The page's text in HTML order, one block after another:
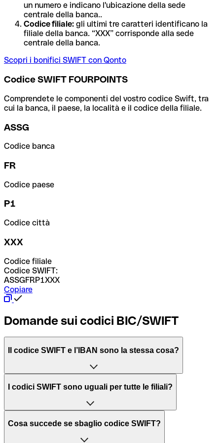
un numero e indicano l'ubicazione della sede
centrale della banca..
Codice filiale: gli ultimi tre caratteri identificano la
filiale della banca. “XXX” corrisponde alla sede
centrale della banca.
Scopri i bonifici SWIFT con Qonto
Codice SWIFT FOURPOINTS
Comprendete le componenti del vostro codice Swift, tra
cui la banca, il paese, la località e il codice della filiale.
ASSG
Codice banca
FR
Codice paese
P1
Codice città
XXX
Codice filiale
Codice SWIFT:
ASSGFRP1XXX
Copiare
Domande sui codici BIC/SWIFT
Il codice SWIFT e l’IBAN sono la stessa cosa?
L'acronimo SWIFT sta per “Society for Worldwide
per l’elaborazione dei pagamenti tra diversi Paesi.
Il BIC, invece, sta per “Bank Identifier Code” ed è una
I codici SWIFT sono uguali per tutte le filiali?
Dipende dalle banche. In alcuni casi le banche utilizzano
Cosa succede se sbaglio codice SWIFT?